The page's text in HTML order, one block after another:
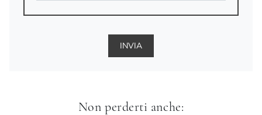
INVIA
Non perderti anche: